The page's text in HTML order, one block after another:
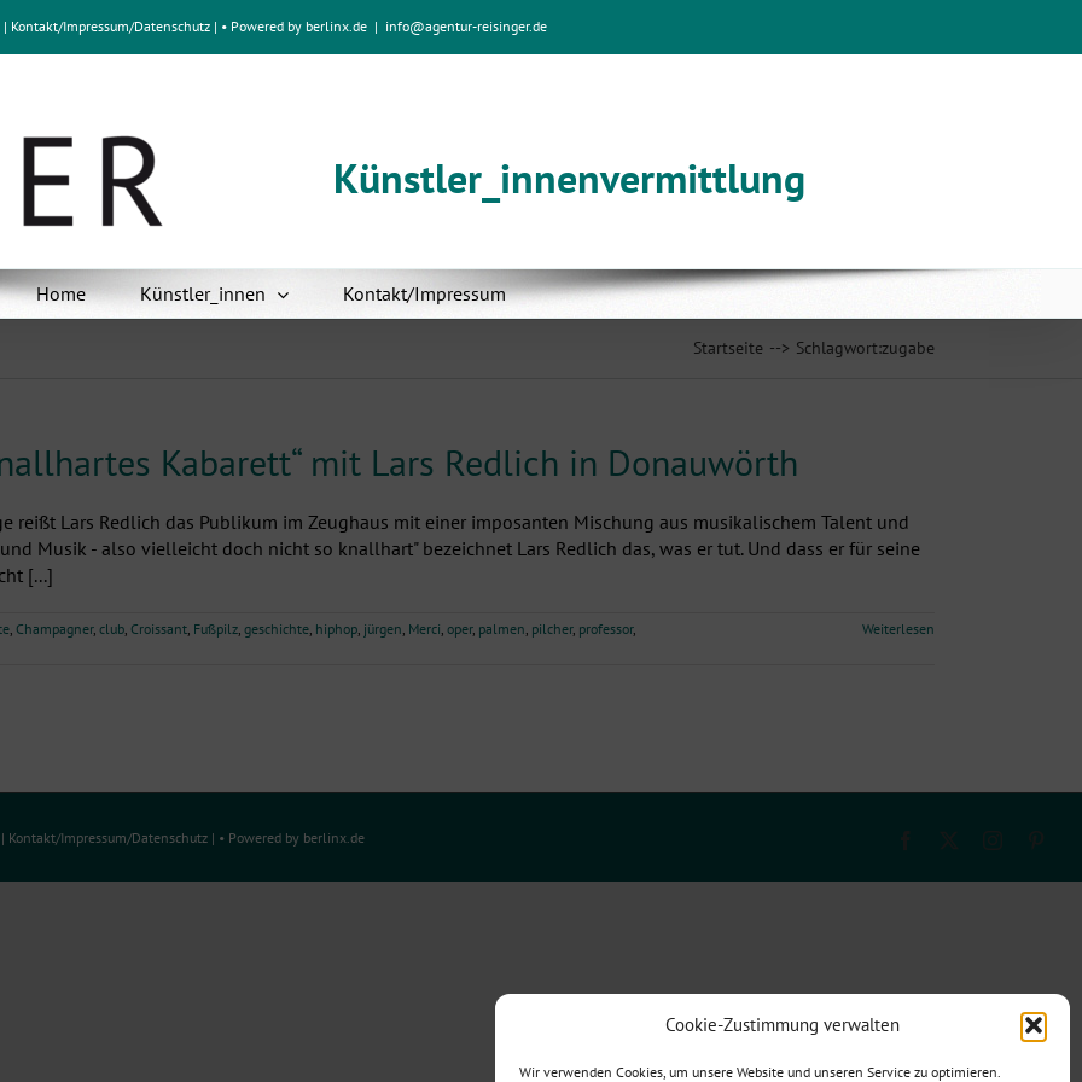
Cookie-Zustimmung verwalten
Wir verwenden Cookies, um unsere Website und unseren Service zu optimieren.
| Kontakt/Impressum/Datenschutz | • Powered by berlinx.de | info@agentur-reisinger.de
Künstler_innenvermittlung
Home Künstler_innen Kontakt/Impressum
Startseite Schlagwort:zugabe
Kabarett“ mit Lars Redlich in Donauwörth
reißt Lars Redlich das Publikum im Zeughaus mit einer imposanten Mischung aus musikalischem Talent und
Musik - also vielleicht doch nicht so knallhart" bezeichnet Lars Redlich das, was er tut. Und dass er für seine
[...]
Champagner, club Croissant Fußpilz geschichte hiphop jürgen Merci oper, palmen pilcher, professor,
Weiterlesen
| Kontakt/Impressum/Datenschutz | • Powered by berlinx.de